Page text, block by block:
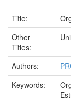
Title:
Other
Titles:
Authors:
Keywords: